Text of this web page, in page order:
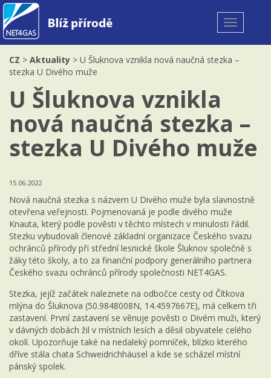
Toggle
navigation
CZ > Aktuality > U Šluknova vznikla nová naučná stezka –
stezka U Divého muže
U Šluknova vznikla
nová naučná stezka –
stezka U Divého muže
15.06.2022
Nová naučná stezka s názvem U Divého muže byla slavnostně
otevřena veřejnosti. Pojmenovaná je podle divého muže
Knauta, který podle pověsti v těchto místech v minulosti řádil.
Stezku vybudovali členové základní organizace Českého svazu
ochránců přírody při střední lesnické škole Šluknov společně s
žáky této školy, a to za finanční podpory generálního partnera
Českého svazu ochránců přírody společnosti NET4GAS.
Stezka, jejíž začátek naleznete na odbočce cesty od Čítkova
mlýna do Šluknova (50.9848008N, 14.4597667E), má celkem tři
zastavení. První zastavení se věnuje pověsti o Divém muži, který
v dávných dobách žil v místních lesích a děsil obyvatele celého
okolí. Upozorňuje také na nedaleký pomníček, blízko kterého
dříve stála chata Schweidrichhäusel a kde se scházel místní
pánský spolek.